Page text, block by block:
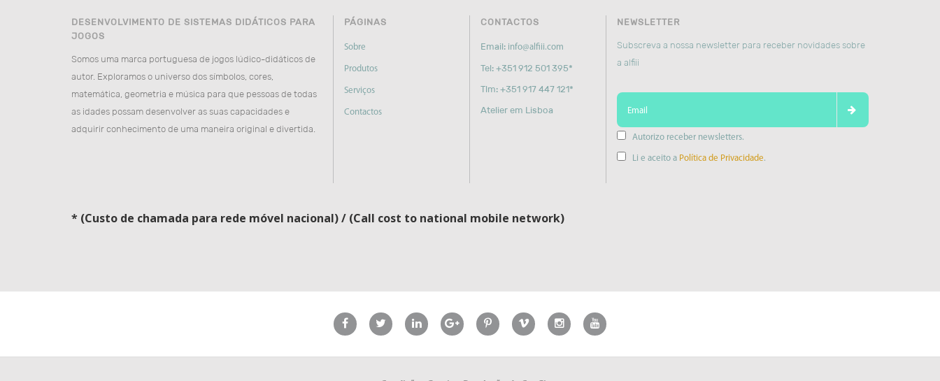
DESENVOLVIMENTO DE SISTEMAS DIDÁTICOS PARA
JOGOS
Somos uma marca portuguesa de jogos lúdico-didáticos de
autor. Exploramos o universo dos símbolos, cores,
matemática, geometria e música para que pessoas de todas
as idades possam desenvolver as suas capacidades e
adquirir conhecimento de uma maneira original e divertida.
PÁGINAS
Sobre
Produtos
Serviços
Contactos
CONTACTOS
Email: info@alfiii.com
Tel: +351 912 501 395*
Tlm: +351 917 447 121*
Atelier em Lisboa
NEWSLETTER
Subscreva a nossa newsletter para receber novidades sobre
a alfiii
Autorizo receber newsletters.
Li e aceito a Política de Privacidade.
* (Custo de chamada para rede móvel nacional) / (Call cost to national mobile network)